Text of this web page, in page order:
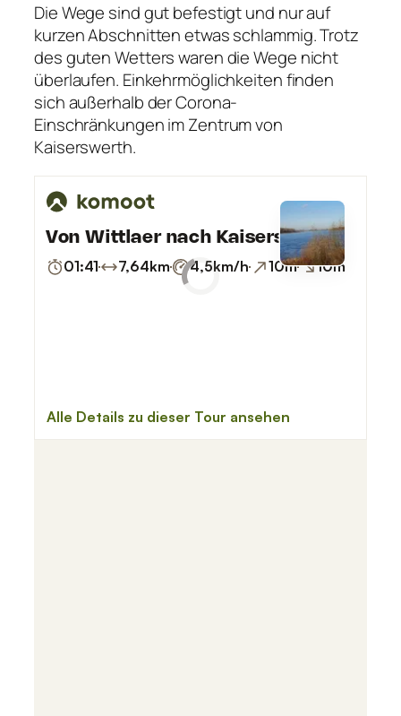
Die Wege sind gut befestigt und nur auf
kurzen Abschnitten etwas schlammig. Trotz
des guten Wetters waren die Wege nicht
überlaufen. Einkehrmöglichkeiten finden
sich außerhalb der Corona-
Einschränkungen im Zentrum von
Kaiserswerth.